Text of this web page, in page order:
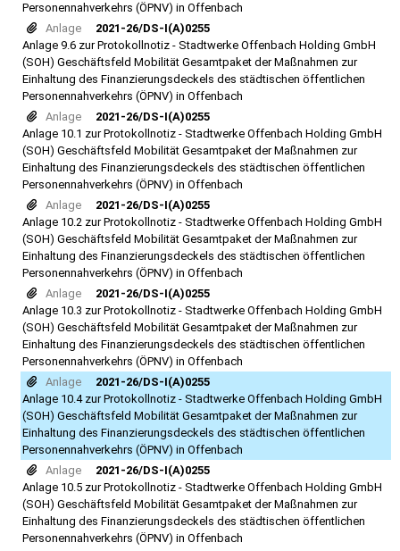
Personennahverkehrs (ÖPNV) in Offenbach
Anlage
2021-26/DS-I(A)0255
Anlage 9.6 zur Protokollnotiz - Stadtwerke Offenbach Holding GmbH
(SOH) Geschäftsfeld Mobilität Gesamtpaket der Maßnahmen zur
Einhaltung des Finanzierungsdeckels des städtischen öffentlichen
Personennahverkehrs (ÖPNV) in Offenbach
Anlage
2021-26/DS-I(A)0255
Anlage 10.1 zur Protokollnotiz - Stadtwerke Offenbach Holding GmbH
(SOH) Geschäftsfeld Mobilität Gesamtpaket der Maßnahmen zur
Einhaltung des Finanzierungsdeckels des städtischen öffentlichen
Personennahverkehrs (ÖPNV) in Offenbach
Anlage
2021-26/DS-I(A)0255
Anlage 10.2 zur Protokollnotiz - Stadtwerke Offenbach Holding GmbH
(SOH) Geschäftsfeld Mobilität Gesamtpaket der Maßnahmen zur
Einhaltung des Finanzierungsdeckels des städtischen öffentlichen
Personennahverkehrs (ÖPNV) in Offenbach
Anlage
2021-26/DS-I(A)0255
Anlage 10.3 zur Protokollnotiz - Stadtwerke Offenbach Holding GmbH
(SOH) Geschäftsfeld Mobilität Gesamtpaket der Maßnahmen zur
Einhaltung des Finanzierungsdeckels des städtischen öffentlichen
Personennahverkehrs (ÖPNV) in Offenbach
Anlage
2021-26/DS-I(A)0255
Anlage 10.4 zur Protokollnotiz - Stadtwerke Offenbach Holding GmbH
(SOH) Geschäftsfeld Mobilität Gesamtpaket der Maßnahmen zur
Einhaltung des Finanzierungsdeckels des städtischen öffentlichen
Personennahverkehrs (ÖPNV) in Offenbach
Anlage
2021-26/DS-I(A)0255
Anlage 10.5 zur Protokollnotiz - Stadtwerke Offenbach Holding GmbH
(SOH) Geschäftsfeld Mobilität Gesamtpaket der Maßnahmen zur
Einhaltung des Finanzierungsdeckels des städtischen öffentlichen
Personennahverkehrs (ÖPNV) in Offenbach